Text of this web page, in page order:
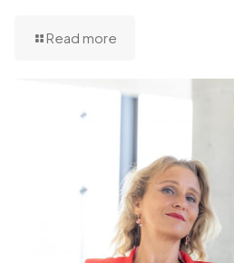
Read more